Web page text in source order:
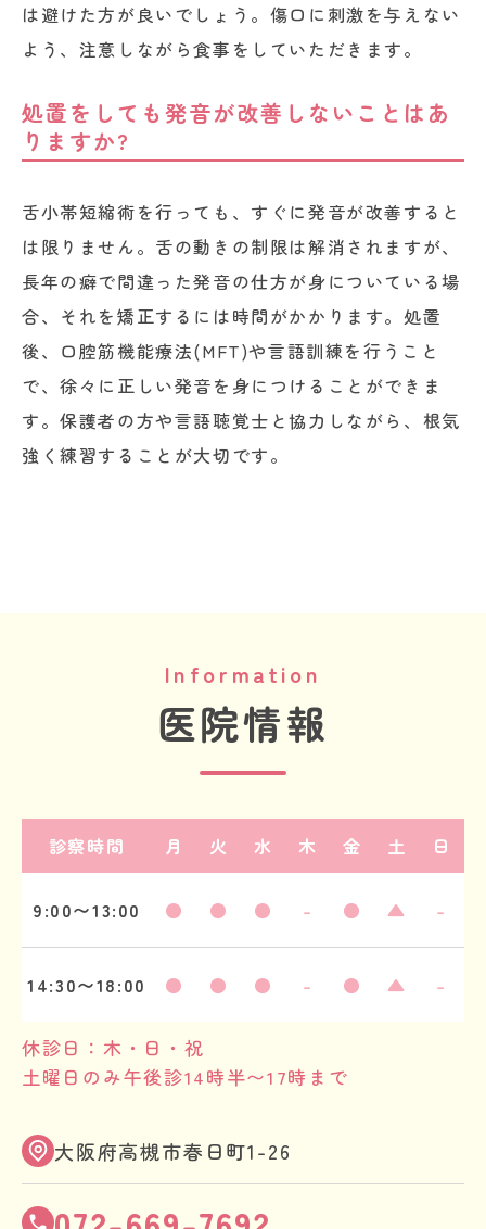
は避けた方が良いでしょう。傷口に刺激を与えない
よう、注意しながら食事をしていただきます。
処置をしても発音が改善しないことはあ
りますか?
舌小帯短縮術を行っても、すぐに発音が改善すると
は限りません。舌の動きの制限は解消されますが、
長年の癖で間違った発音の仕方が身についている場
合、それを矯正するには時間がかかります。処置
後、口腔筋機能療法(MFT)や言語訓練を行うこと
で、徐々に正しい発音を身につけることができま
す。保護者の方や言語聴覚士と協力しながら、根気
強く練習することが大切です。
Information
医院情報
診察時間 月 火 水 木 金 土 日
9:00〜13:00 ● ● ● - ● ▲ -
14:30〜18:00 ● ● ● - ● ▲ -
休診日：木・日・祝
土曜日のみ午後診14時半〜17時まで
大阪府高槻市春日町1-26